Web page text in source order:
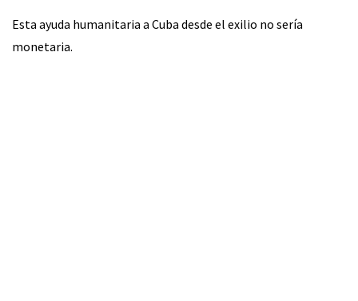
Esta ayuda humanitaria a Cuba desde el exilio no sería
monetaria.